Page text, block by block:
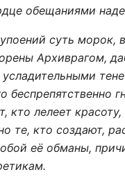
обещаниями
суть морок,
Архиврагом,
беспрепятственно
кто лелеет
те, кто создают,
её обманы,